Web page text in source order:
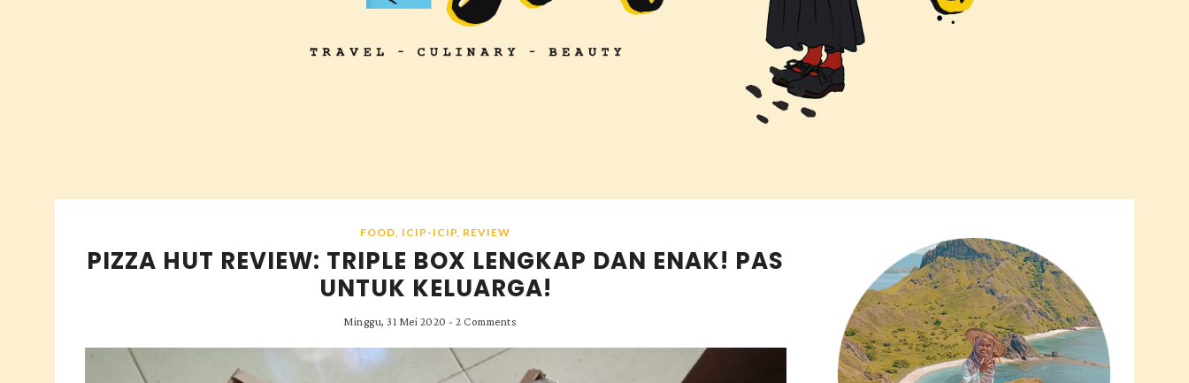
FOOD, ICIP-ICIP, REVIEW
PIZZA HUT REVIEW: TRIPLE BOX LENGKAP DAN ENAK! PAS
UNTUK KELUARGA!
Minggu, 31 Mei 2020 - 2 Comments